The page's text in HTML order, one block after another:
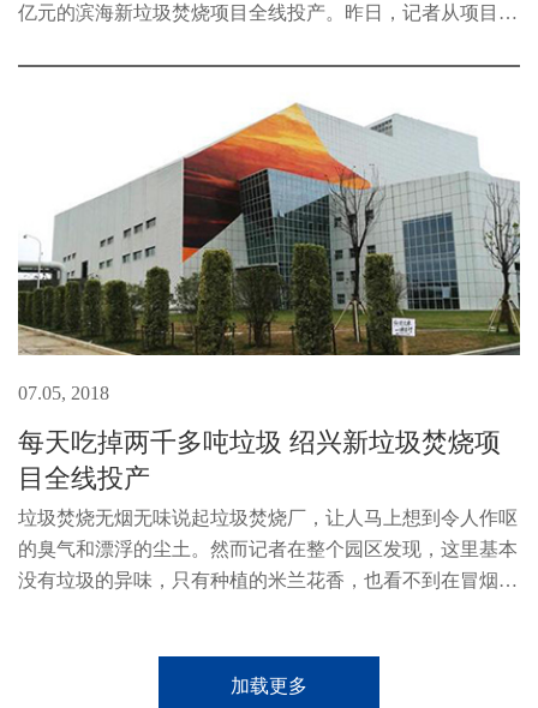
亿元的滨海新垃圾焚烧项目全线投产。昨日，记者从项目现
07.05, 2018
每天吃掉两千多吨垃圾 绍兴新垃圾焚烧项
目全线投产
垃圾焚烧无烟无味说起垃圾焚烧厂，让人马上想到令人作呕
的臭气和漂浮的尘土。然而记者在整个园区发现，这里基本
没有垃圾的异味，只有种植的米兰花香，也看不到在冒烟的
加载更多